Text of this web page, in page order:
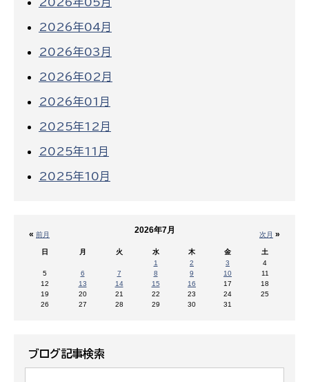
2026年04月
2026年03月
2026年02月
2026年01月
2025年12月
2025年11月
2025年10月
« 前月 次月 »
2026年7月
日 月 火 水 木 金
土
1
2 3
4
5
6 7 8 9 10
11
12
13 14 15 16 17
18
19
20 21 22 23 24
25
26
27 28 29 30 31
ブログ記事検索